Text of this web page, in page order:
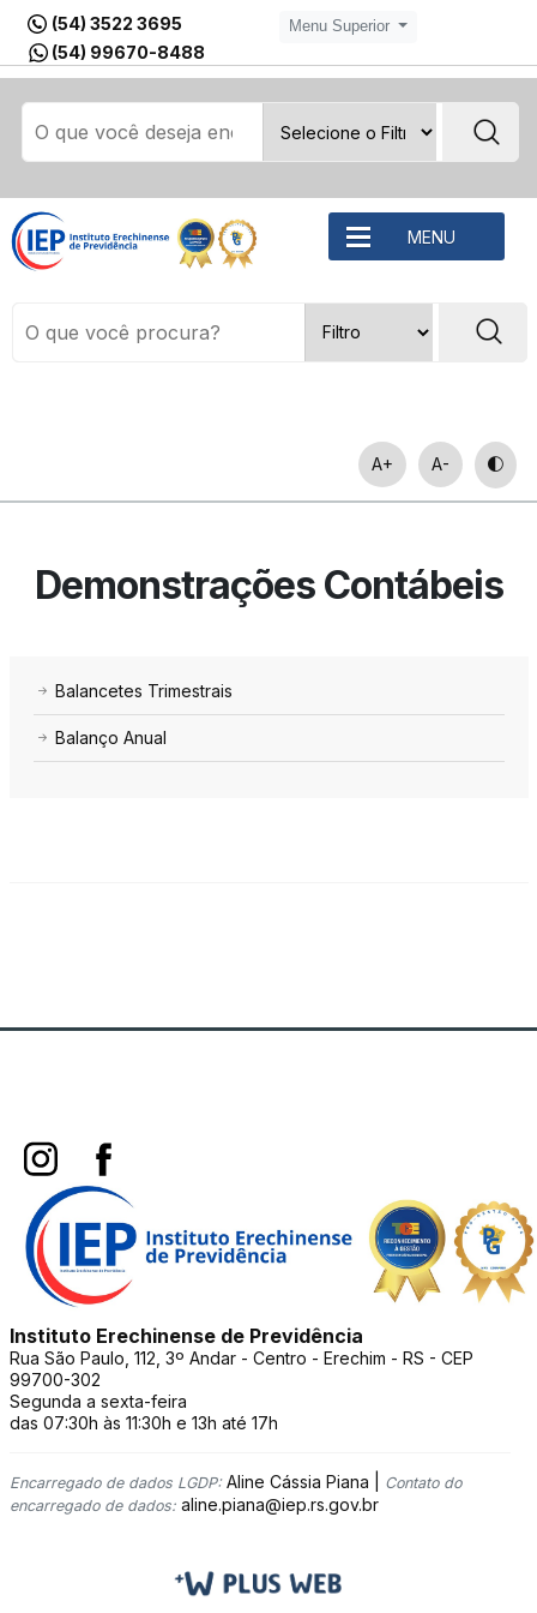
(54) 3522 3695
(54) 99670-8488
Menu Superior
MENU
A+ A-
Demonstrações Contábeis
Balancetes Trimestrais
Balanço Anual
Instituto Erechinense de Previdência
Rua São Paulo, 112, 3º Andar - Centro - Erechim - RS - CEP
99700-302
Segunda a sexta-feira
das 07:30h às 11:30h e 13h até 17h
Encarregado de dados LGDP:Aline Cássia Piana |
Contato do
encarregado de dados: aline.piana@iep.rs.gov.br